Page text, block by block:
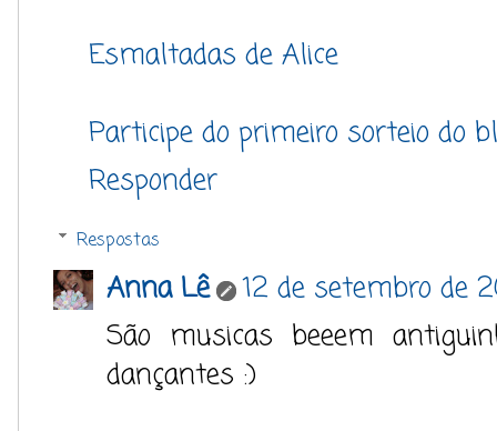
Esmaltadas de Alice
Participe do primeiro sorteio do
Responder
Respostas
Anna Lê
12 de setembro de
São musicas beeem
dançantes :)